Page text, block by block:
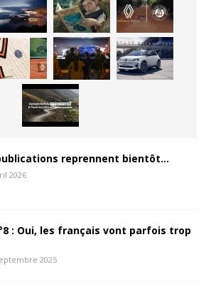
reprennent bientôt…
2026
: Oui, les français vont parfois trop
2025